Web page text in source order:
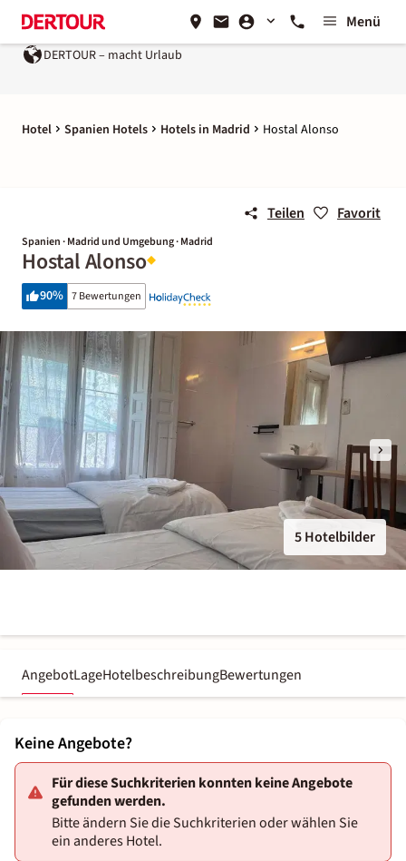
Menü
DERTOUR – macht Urlaub
Hotel Spanien Hotels Hotels in Madrid Hostal Alonso
Teilen Favorit
Spanien · Madrid und Umgebung · Madrid
Hostal Alonso
90% 7 Bewertungen
5 Hotelbilder
AngebotLageHotelbeschreibungBewertungen
Keine Angebote?
Für diese Suchkriterien konnten keine Angebote
gefunden werden.
Bitte ändern Sie die Suchkriterien oder wählen Sie
ein anderes Hotel.